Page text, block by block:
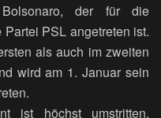
der für die
PSL angetreten ist.
als auch im zweiten
wird am 1. Januar sein
ist höchst umstritten.